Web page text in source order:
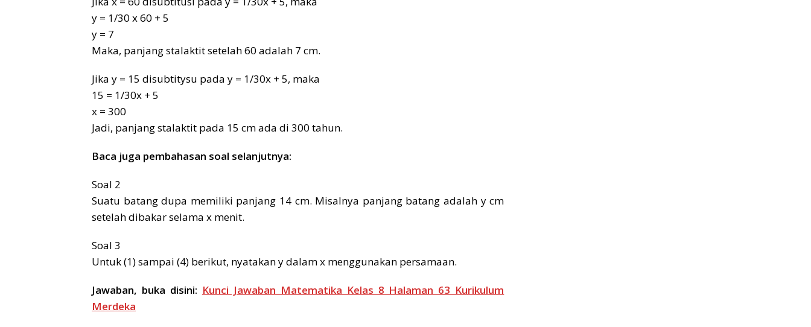
y = 1/30 x 60 + 5
y = 7
Maka, panjang stalaktit setelah 60 adalah 7 cm.
Jika y = 15 disubtitysu pada y = 1/30x + 5, maka
15 = 1/30x + 5
x = 300
Jadi, panjang stalaktit pada 15 cm ada di 300 tahun.
Baca juga pembahasan soal selanjutnya:
Soal 2
Suatu batang dupa memiliki panjang 14 cm. Misalnya panjang batang adalah y cm
setelah dibakar selama x menit.
Soal 3
Untuk (1) sampai (4) berikut, nyatakan y dalam x menggunakan persamaan.
Jawaban, buka disini: Kunci Jawaban Matematika Kelas 8 Halaman 63 Kurikulum
Merdeka